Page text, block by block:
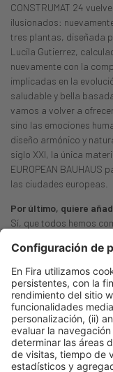
CONSTRUMAT 24
ilusionados:
tres plantas, diseñada
Lucila Gutierrez,
nuevamente con la
implicadas en la
saludable y bella
vamos a volver a
sino las emociones
diseño armónico y
siglo XXI, la única
EUROPEAN
las ciudades europeas.
Por último, quiere
Sí, que todos hemos
manera espontánea y
Publicación
Sandra Bestraten